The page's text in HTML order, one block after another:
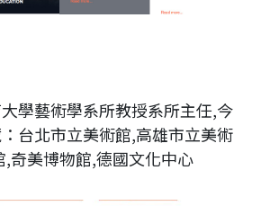
學藝術學系所教授系所主任,今
台北市立美術館,高雄市立美術
奇美博物館,德國文化中心